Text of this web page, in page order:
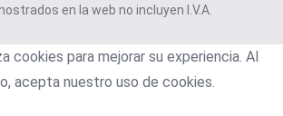
en la web no incluyen I.V.A.
cookies para mejorar su experiencia. Al
acepta nuestro uso de cookies.